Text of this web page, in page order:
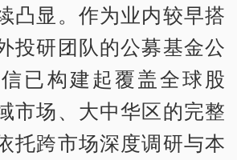
凸显。作为业内较早搭
投研团队的公募基金公
已构建起覆盖全球股
市场、大中华区的完整
托跨市场深度调研与本